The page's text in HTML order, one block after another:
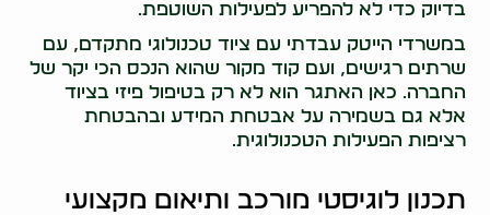
בדיוק כדי לא להפריע לפעילות השוטפת.
במשרדי הייטק עבדתי עם ציוד טכנולוגי מתקדם, עם
שרתים רגישים, ועם קוד מקור שהוא הנכס הכי יקר של
החברה. כאן האתגר הוא לא רק בטיפול פיזי בציוד
אלא גם בשמירה על אבטחת המידע ובהבטחת
רציפות הפעילות הטכנולוגית.
תכנון לוגיסטי מורכב ותיאום מקצועי